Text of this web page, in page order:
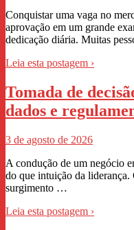
Conquistar uma vaga no
aprovação em um grande
dedicação diária. Muitas
Leia esta postagem ›
Tomada de
dados e
3 de agosto de 2026
A condução de um negócio
do que intuição da liderança.
surgimento …
Leia esta postagem ›